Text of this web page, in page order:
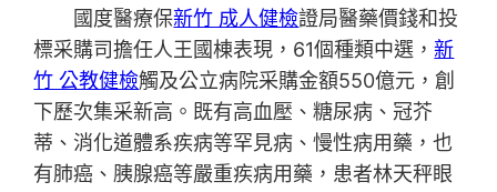
國度醫療保新竹 成人健檢證局醫藥價錢和投
標采購司擔任人王國棟表現，61個種類中選，新
竹 公教健檢觸及公立病院采購金額550億元，創
下歷次集采新高。既有高血壓、糖尿病、冠芥
蒂、消化道體系疾病等罕見病、慢性病用藥，也
有肺癌、胰腺癌等嚴重疾病用藥，患者林天秤眼